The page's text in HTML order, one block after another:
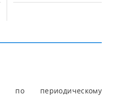
по периодическому